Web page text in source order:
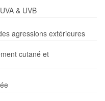
& UVB
agressions extérieures
cutané et